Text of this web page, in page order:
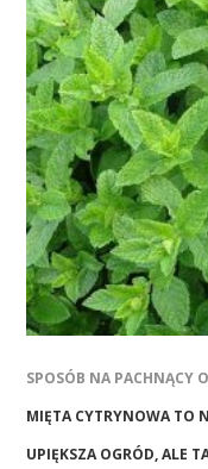
SPOSÓB NA PACHNĄCY
MIĘTA CYTRYNOWA TO
UPIĘKSZA OGRÓD, ALE